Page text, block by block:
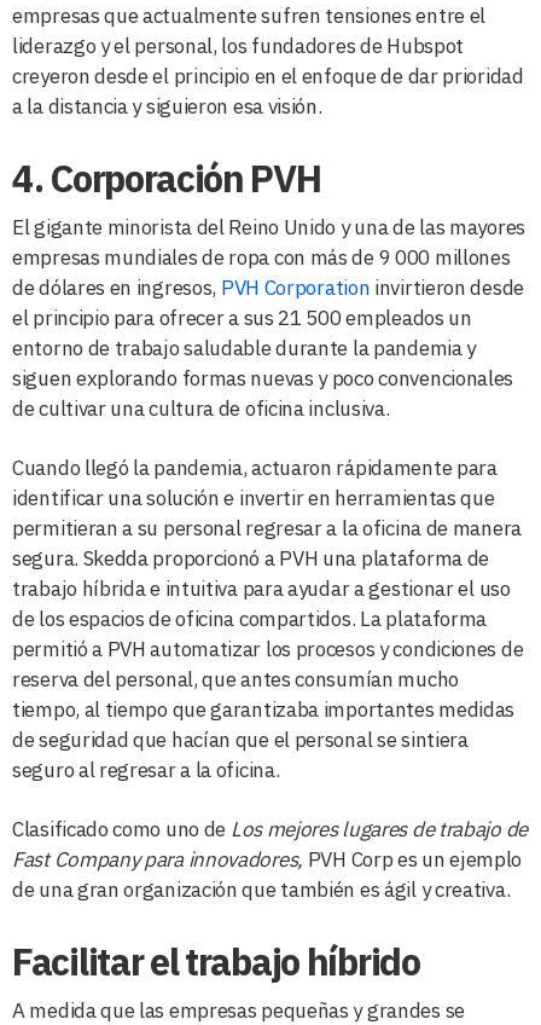
empresas que actualmente sufren tensiones entre el
liderazgo y el personal, los fundadores de Hubspot
creyeron desde el principio en el enfoque de dar prioridad
a la distancia y siguieron esa visión.
4. Corporación PVH
El gigante minorista del Reino Unido y una de las mayores
empresas mundiales de ropa con más de 9 000 millones
de dólares en ingresos, PVH Corporation invirtieron desde
el principio para ofrecer a sus 21 500 empleados un
entorno de trabajo saludable durante la pandemia y
siguen explorando formas nuevas y poco convencionales
de cultivar una cultura de oficina inclusiva.
Cuando llegó la pandemia, actuaron rápidamente para
identificar una solución e invertir en herramientas que
permitieran a su personal regresar a la oficina de manera
segura. Skedda proporcionó a PVH una plataforma de
trabajo híbrida e intuitiva para ayudar a gestionar el uso
de los espacios de oficina compartidos. La plataforma
permitió a PVH automatizar los procesos y condiciones de
reserva del personal, que antes consumían mucho
tiempo, al tiempo que garantizaba importantes medidas
de seguridad que hacían que el personal se sintiera
seguro al regresar a la oficina.
Clasificado como uno de Los mejores lugares de trabajo de
Fast Company para innovadores, PVH Corp es un ejemplo
de una gran organización que también es ágil y creativa.
Facilitar el trabajo híbrido
A medida que las empresas pequeñas y grandes se